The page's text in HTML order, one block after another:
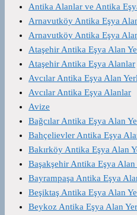
Antika Alanlar ve Antika
Arnavutköy Antika Eşya
Arnavutköy Antika Eşya
Ataşehir Antika Eşya Alan
Ataşehir Antika Eşya Alanlar
Avcılar Antika Eşya Alan
Avcılar Antika Eşya Alanlar
Avize
Bağcılar Antika Eşya Alan
Bahçelievler Antika Eşya
Bakırköy Antika Eşya Alan
Başakşehir Antika Eşya Alan
Bayrampaşa Antika Eşya
Beşiktaş Antika Eşya Alan
Beykoz Antika Eşya Alan